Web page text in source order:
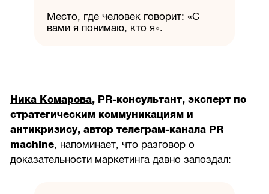
Место, где человек говорит: «С
вами я понимаю, кто я».
Ника Комарова, PR-консультант, эксперт по
стратегическим коммуникациям и
антикризису, автор телеграм-канала PR
machinе, напоминает, что разговор о
доказательности маркетинга давно запоздал: